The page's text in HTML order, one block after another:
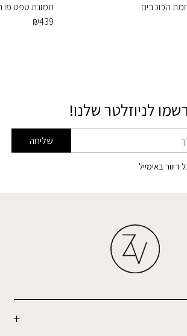
הכוכבים
תמונת טפט פו
₪439
לניוזלטר שלנו!
שליחה
באימייל